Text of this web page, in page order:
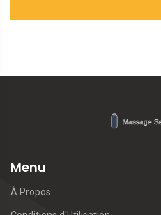
Menu
À Propos